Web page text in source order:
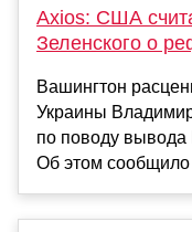
Axios: США
Зеленского о
Вашингтон
Украины
по поводу вывода
Об этом сообщило